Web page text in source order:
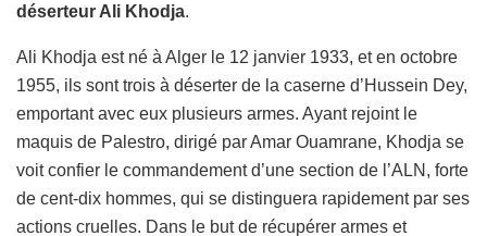
déserteur Ali Khodja.
Ali Khodja est né à Alger le 12 janvier 1933, et en octobre
1955, ils sont trois à déserter de la caserne d’Hussein Dey,
emportant avec eux plusieurs armes. Ayant rejoint le
maquis de Palestro, dirigé par Amar Ouamrane, Khodja se
voit confier le commandement d’une section de l’ALN, forte
de cent-dix hommes, qui se distinguera rapidement par ses
actions cruelles. Dans le but de récupérer armes et